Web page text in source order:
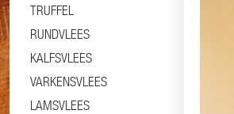
TRUFFEL
RUNDVLEES
KALFSVLEES
VARKENSVLEES
LAMSVLEES